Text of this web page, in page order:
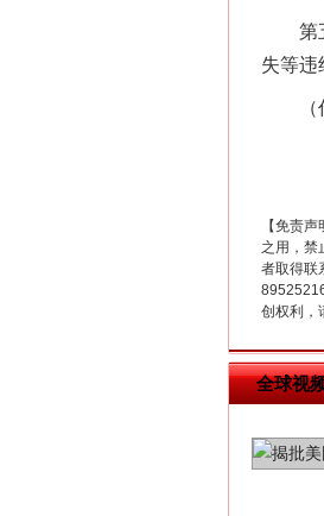
第五
失等违
（作
【免责
之用，禁
者取得联
创权利，
全球视